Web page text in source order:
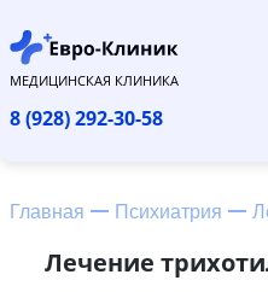
МЕДИЦИНСКАЯ КЛИНИКА
8 (928) 292-30-58
Главная Психиатрия
Лечение